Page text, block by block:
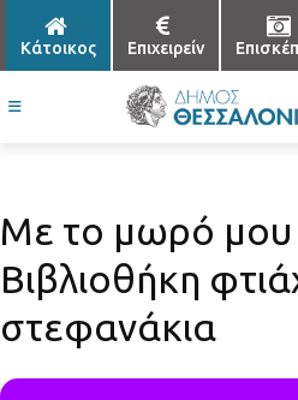
Κάτοικος Επιχειρείν
Με το μωρό μου
Βιβλιοθήκη
στεφανάκια